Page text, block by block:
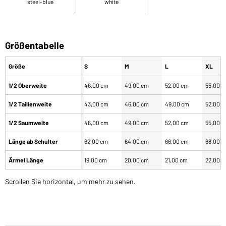
Größentabelle
Größe
1/2 Oberweite
1/2 Taillenweite
1/2 Saumweite
Länge ab Schulter
Ärmel Länge
S M L XL
46,00 cm 49,00 cm 52,00 cm 55,00
43,00 cm 46,00 cm 49,00 cm 52,00
46,00 cm 49,00 cm 52,00 cm 55,00
62,00 cm 64,00 cm 66,00 cm 68,00
19,00 cm 20,00 cm 21,00 cm 22,00
Scrollen Sie horizontal, um mehr zu sehen.